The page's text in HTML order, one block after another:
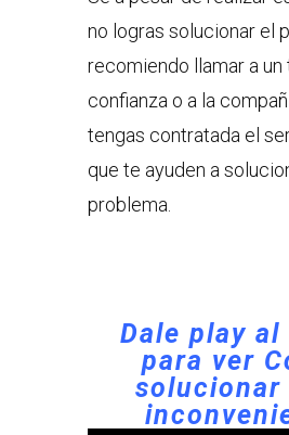
no logras solucionar el
recomiendo llamar a
confianza o a la
tengas contratada el
que te ayuden a
problema.
Dale play al
para ver
solucionar